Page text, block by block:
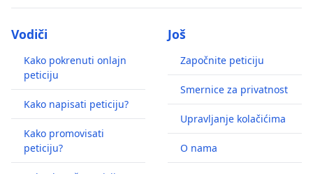
Vodiči
Kako pokrenuti onlajn
peticiju
Kako napisati peticiju?
Kako promovisati
peticiju?
Još
Započnite peticiju
Smernice za privatnost
Upravljanje kolačićima
O nama